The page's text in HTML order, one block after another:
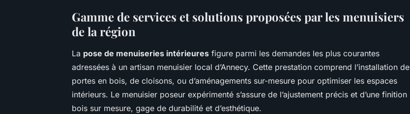
Gamme de services et solutions proposées par les menuisiers
de la région
La pose de menuiseries intérieures figure parmi les demandes les plus courantes
adressées à un artisan menuisier local d’Annecy. Cette prestation comprend l’installation de
portes en bois, de cloisons, ou d’aménagements sur-mesure pour optimiser les espaces
intérieurs. Le menuisier poseur expérimenté s’assure de l’ajustement précis et d’une finition
bois sur mesure, gage de durabilité et d’esthétique.